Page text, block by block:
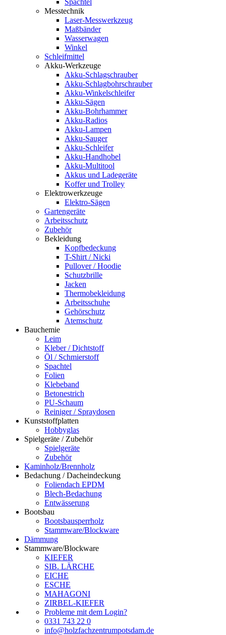
Spachtel
Messtechnik
Laser-Messwerkzeug
Maßbänder
Wasserwagen
Winkel
Schleifmittel
Akku-Werkzeuge
Akku-Schlagschrauber
Akku-Schlagbohrschrauber
Akku-Winkelschleifer
Akku-Sägen
Akku-Bohrhammer
Akku-Radios
Akku-Lampen
Akku-Sauger
Akku-Schleifer
Akku-Handhobel
Akku-Multitool
Akkus und Ladegeräte
Koffer und Trolley
Elektrowerkzeuge
Elektro-Sägen
Gartengeräte
Arbeitsschutz
Zubehör
Bekleidung
Kopfbedeckung
T-Shirt / Nicki
Pullover / Hoodie
Schutzbrille
Jacken
Thermobekleidung
Arbeitsschuhe
Gehörschutz
Atemschutz
Bauchemie
Leim
Kleber / Dichtstoff
Öl / Schmierstoff
Spachtel
Folien
Klebeband
Betonestrich
PU-Schaum
Reiniger / Spraydosen
Kunststoffplatten
Hobbyglas
Spielgeräte / Zubehör
Spielgeräte
Zubehör
Kaminholz/Brennholz
Bedachung / Dacheindeckung
Foliendach EPDM
Blech-Bedachung
Entwässerung
Bootsbau
Bootsbausperrholz
Stammware/Blockware
Dämmung
Stammware/Blockware
KIEFER
SIB. LÄRCHE
EICHE
ESCHE
MAHAGONI
ZIRBEL-KIEFER
Probleme mit dem Login?
0331 743 22 0
info@holzfachzentrumpotsdam.de